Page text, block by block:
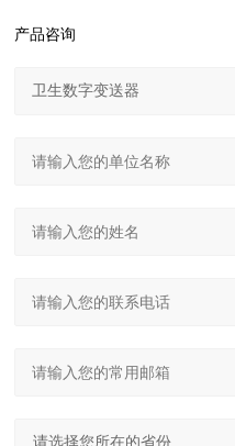
产品咨询